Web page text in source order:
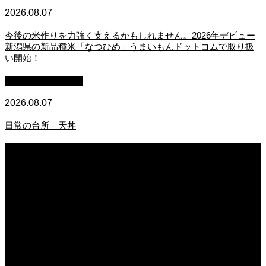
2026.08.07
今後の米作りを力強く支えるかもしれません。2026年デビュー
新潟県の新品種米「なつひめ」うまいもんドットコムで取り扱
い開始！
2026.08.07
日常の台所 天丼